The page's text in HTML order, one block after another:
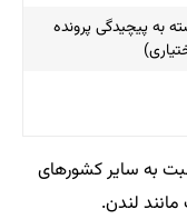
به پیچیدگی پرونده
به سایر کشورهای
مانند لندن.